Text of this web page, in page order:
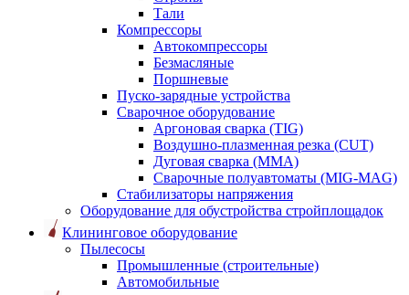
Тали
Компрессоры
Автокомпрессоры
Безмасляные
Поршневые
Пуско-зарядные устройства
Сварочное оборудование
Аргоновая сварка (TIG)
Воздушно-плазменная резка (CUT)
Дуговая сварка (ММА)
Сварочные полуавтоматы (MIG-MAG)
Стабилизаторы напряжения
Оборудование для обустройства стройплощадок
Клининговое оборудование
Пылесосы
Промышленные (строительные)
Автомобильные